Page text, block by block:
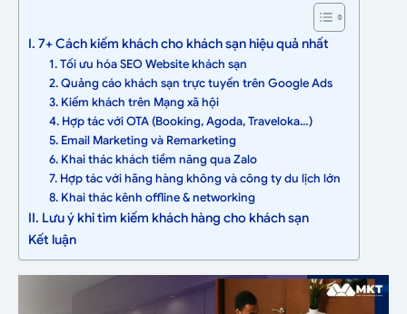
I. 7+ Cách kiếm khách cho khách sạn hiệu quả nhất
1. Tối ưu hóa SEO Website khách sạn
2. Quảng cáo khách sạn trực tuyến trên Google Ads
3. Kiếm khách trên Mạng xã hội
4. Hợp tác với OTA (Booking, Agoda, Traveloka…)
5. Email Marketing và Remarketing
6. Khai thác khách tiềm năng qua Zalo
7. Hợp tác với hãng hàng không và công ty du lịch lớn
8. Khai thác kênh offline & networking
II. Lưu ý khi tìm kiếm khách hàng cho khách sạn
Kết luận